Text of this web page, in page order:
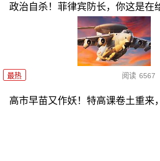
政治自杀！菲律宾防长，你这是在
最热 阅读 6567
高市早苗又作妖！特高课卷土重来